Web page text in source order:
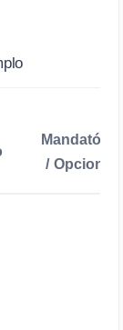
Mandatório
/ Opcional